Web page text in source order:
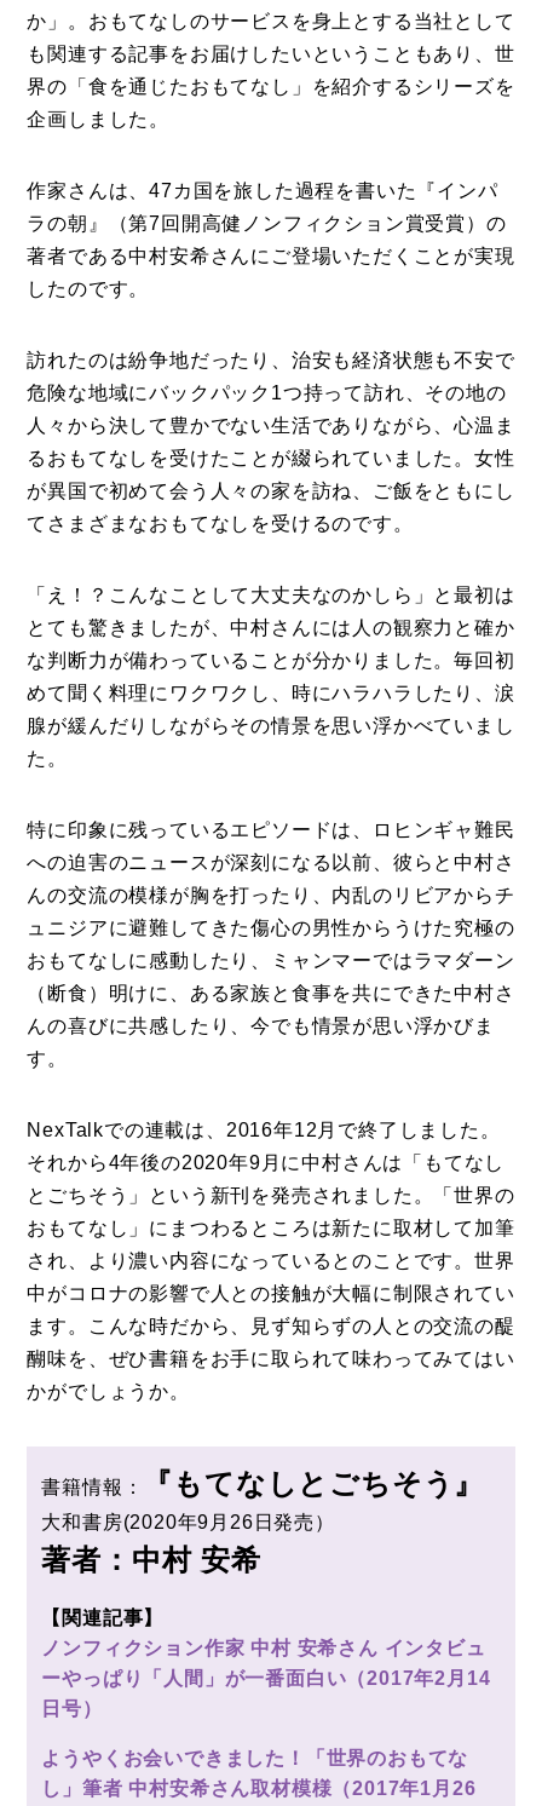
か」。おもてなしのサービスを身上とする当社として
も関連する記事をお届けしたいということもあり、世
界の「食を通じたおもてなし」を紹介するシリーズを
企画しました。
作家さんは、47カ国を旅した過程を書いた『インパ
ラの朝』（第7回開高健ノンフィクション賞受賞）の
著者である中村安希さんにご登場いただくことが実現
したのです。
訪れたのは紛争地だったり、治安も経済状態も不安で
危険な地域にバックパック1つ持って訪れ、その地の
人々から決して豊かでない生活でありながら、心温ま
るおもてなしを受けたことが綴られていました。女性
が異国で初めて会う人々の家を訪ね、ご飯をともにし
てさまざまなおもてなしを受けるのです。
「え！？こんなことして大丈夫なのかしら」と最初は
とても驚きましたが、中村さんには人の観察力と確か
な判断力が備わっていることが分かりました。毎回初
めて聞く料理にワクワクし、時にハラハラしたり、涙
腺が緩んだりしながらその情景を思い浮かべていまし
た。
特に印象に残っているエピソードは、ロヒンギャ難民
への迫害のニュースが深刻になる以前、彼らと中村さ
んの交流の模様が胸を打ったり、内乱のリビアからチ
ュニジアに避難してきた傷心の男性からうけた究極の
おもてなしに感動したり、ミャンマーではラマダーン
（断食）明けに、ある家族と食事を共にできた中村さ
んの喜びに共感したり、今でも情景が思い浮かびま
す。
NexTalkでの連載は、2016年12月で終了しました。
それから4年後の2020年9月に中村さんは「もてなし
とごちそう」という新刊を発売されました。「世界の
おもてなし」にまつわるところは新たに取材して加筆
され、より濃い内容になっているとのことです。世界
中がコロナの影響で人との接触が大幅に制限されてい
ます。こんな時だから、見ず知らずの人との交流の醍
醐味を、ぜひ書籍をお手に取られて味わってみてはい
かがでしょうか。
書籍情報： 『もてなしとごちそう』
大和書房(2020年9月26日発売）
著者：中村 安希
【関連記事】
ノンフィクション作家 中村 安希さん インタビュ
ーやっぱり「人間」が一番面白い（2017年2月14
日号）
ようやくお会いできました！「世界のおもてな
し」筆者 中村安希さん取材模様（2017年1月26